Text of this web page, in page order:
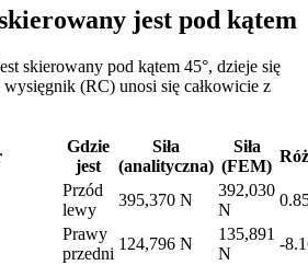
jest pod kątem
skierowany pod kątem 45°, dzieje się
wysięgnik (RC) unosi się całkowicie z
Gdzie
jest
Siła
(analityczna)
Siła
(FEM)
Przód
lewy
395,370 N
392,030
N
Prawy
przedni
124,796 N
135,891
N
-